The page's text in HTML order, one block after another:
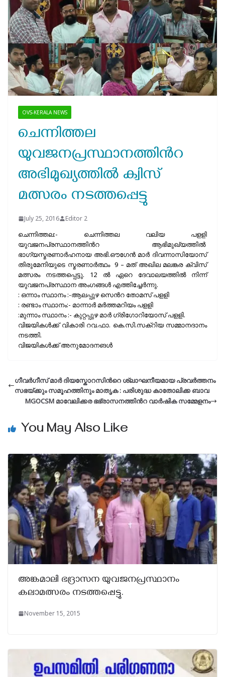
OVS-KERALA NEWS
ചെന്നിത്തല
യുവജനപ്രസ്ഥാനത്തിൻറ
അഭിമുഖ്യത്തിൽ ക്വിസ്
മത്സരം നടത്തപ്പെട്ടു
July 25, 2016 Editor 2
ചെന്നിത്തല:- ചെന്നിത്തല വലിയ പളളി
യുവജനപ്രസ്ഥാനത്തിൻറ ആഭിമുഖ്യത്തിൽ
ഭാഗ്യസ്മരണാർഹനായ അഭി.ഔഗേൻ മാർ ദിവന്നാസിയോസ്
തിരുമേനിയുടെ സ്മരണാർത്ഥം 9 – മത് അഖില മലങ്കര ക്വിസ്
മത്സരം നടത്തപ്പെട്ടു. 12 ൽ ഏറെ ദേവാലയത്തിൽ നിന്ന്
യുവജനപ്രസ്ഥാന അംഗങ്ങൾ എത്തിച്ചേർന്നു.
: ഒന്നാം സ്ഥാനം :-ആലപ്പുഴ സെൻറ തോമസ് പളളി
: രണ്ടാം സ്ഥാനം:- മാന്നാർ മർത്തമറിയം പളളി
:മുന്നാം സ്ഥാനം :- കുറ്റപ്പുഴ മാർ ഗ്രിഗോറിയോസ് പളളി.
വിജയികൾക്ക് വികാരി റവ.ഫാ. കെ.സി.സക്റിയ സമ്മാനദാനം
നടത്തി.
വിജയികൾക്ക് അനുമോദനങൾ
ഗീവർഗീസ് മാർ ദിയസ്കോറസിന്‍റെ ശ്ലാഘനീയമായ പ്രവർത്തനം
സഭയ്ക്കും സമൂഹത്തിനും മാതൃക : പരിശുദ്ധ കാതോലിക്ക ബാവ
MGOCSM മാവേലിക്കര ഭഭ്രാസനത്തിൻറ വാർഷിക സമ്മേളനം
You May Also Like
അങ്കമാലി ഭദ്രാസന യുവജനപ്രസ്ഥാനം
കലാമത്സരം നടത്തപ്പെട്ടു.
November 15, 2015